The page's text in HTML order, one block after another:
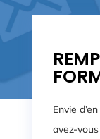
Envie
avez-